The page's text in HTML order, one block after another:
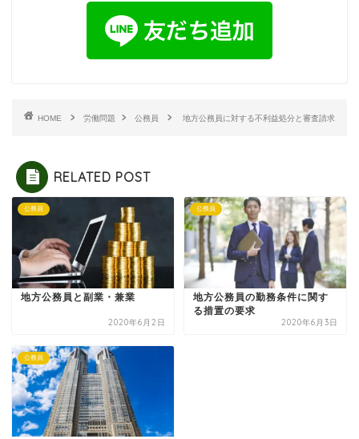
HOME 労働問題 公務員 地方公務員に対する不利益処分と審査請求
RELATED POST
公務員
地方公務員と副業・兼業
2020年6月2日
公務員
地方公務員の勤務条件に関す
る措置の要求
2020年6月3日
公務員